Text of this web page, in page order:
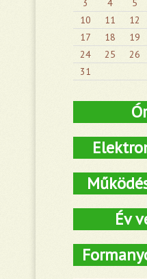
3
4 5
10
11 12
17
18 19
24
25 26
31
Év